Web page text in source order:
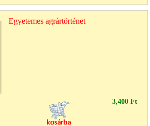
Egyetemes agrártörténet
3,400 Ft